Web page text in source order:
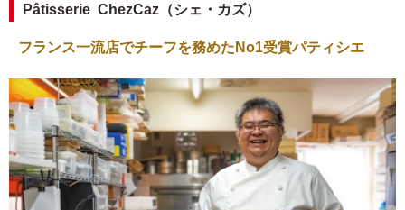
Pâtisserie ChezCaz（シェ・カズ）
フランス一流店でチーフを務めたNo1受賞パティシエ